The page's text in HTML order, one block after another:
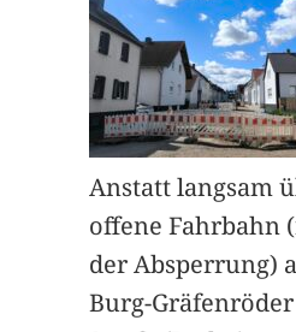
Anstatt langsam
offene Fahrbahn
der Absperrung)
Burg-Gräfenröder